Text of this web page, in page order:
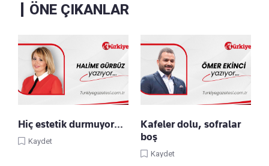
ÖNE ÇIKANLAR
Hiç estetik durmuyor…
Kaydet
Kafeler dolu, sofralar
boş
Kaydet